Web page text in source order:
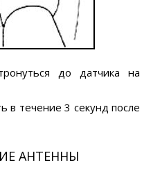
до датчика на
в течение 3 секунд после
АНТЕННЫ